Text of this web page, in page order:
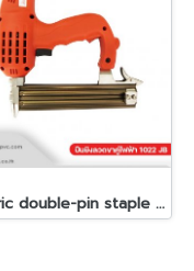
Electric double-pin staple gun 1022 JB